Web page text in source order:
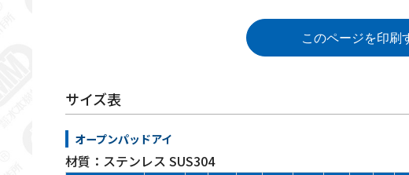
このページを印刷
サイズ表
オープンパッドアイ
材質：ステンレス SUS304